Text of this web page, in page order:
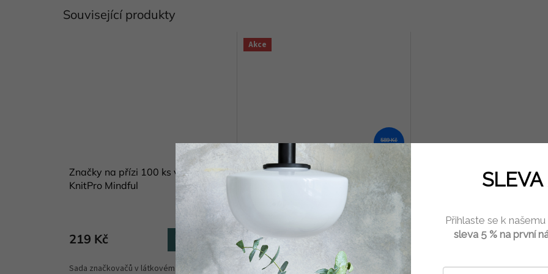
Související produkty
Značky na přízi 100 ks v sáčku
KnitPro Mindful
Skladem (1 ks)
219 Kč Do košíku
Sada značkovačů v látkovém sáčku k
Akce
589 Kč
–23 %
Nádoba na kompostovatelný
odpad zelená 3 litry Kitchen Craft
Skladem (1 ks)
449 Kč Do košíku
Plechová dóza na kuchyňské rostlinné
Lopatka hluboká
623 Kč Do
Tuto lopatku využijete zejména při
SLEVA
Přihlaste se k
sleva 5 % na první